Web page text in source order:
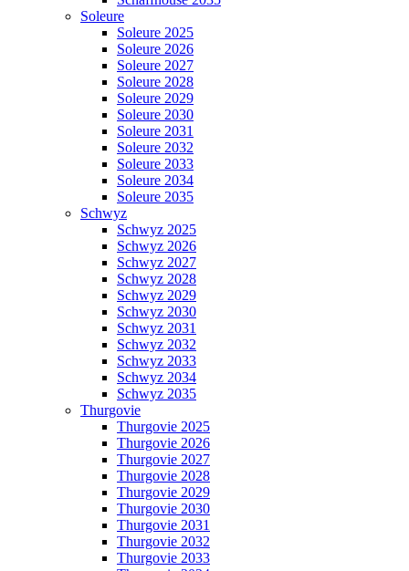
Soleure
Soleure 2025
Soleure 2026
Soleure 2027
Soleure 2028
Soleure 2029
Soleure 2030
Soleure 2031
Soleure 2032
Soleure 2033
Soleure 2034
Soleure 2035
Schwyz
Schwyz 2025
Schwyz 2026
Schwyz 2027
Schwyz 2028
Schwyz 2029
Schwyz 2030
Schwyz 2031
Schwyz 2032
Schwyz 2033
Schwyz 2034
Schwyz 2035
Thurgovie
Thurgovie 2025
Thurgovie 2026
Thurgovie 2027
Thurgovie 2028
Thurgovie 2029
Thurgovie 2030
Thurgovie 2031
Thurgovie 2032
Thurgovie 2033